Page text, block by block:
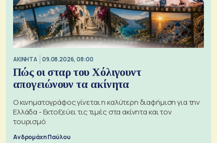
ΑΚΙΝΗΤΑ 09.08.2026, 08:00
Πώς οι σταρ του Χόλιγουντ
απογειώνουν τα ακίνητα
Ο κινηματογράφος γίνεται η καλύτερη διαφήμιση για την
Ελλάδα - Εκτοξεύει τις τιμές στα ακίνητα και τον
τουρισμό
Ανδρομάχη Παύλου